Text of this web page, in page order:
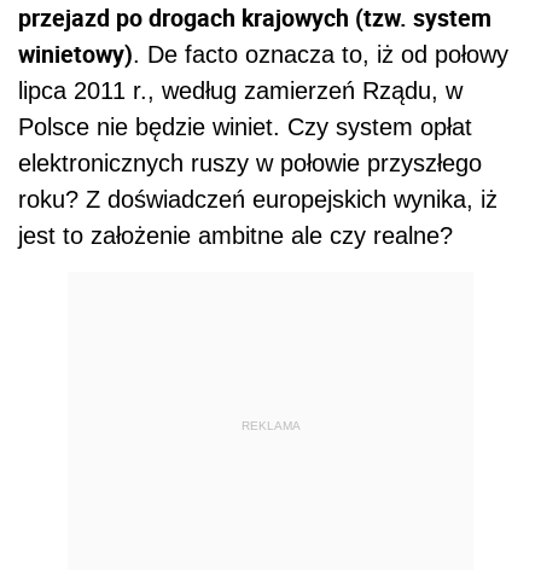
przejazd po drogach krajowych (tzw. system
winietowy). De facto oznacza to, iż od połowy
lipca 2011 r., według zamierzeń Rządu, w
Polsce nie będzie winiet. Czy system opłat
elektronicznych ruszy w połowie przyszłego
roku? Z doświadczeń europejskich wynika, iż
jest to założenie ambitne ale czy realne?
REKLAMA